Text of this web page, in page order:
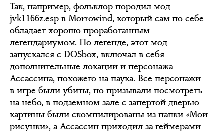
Так, например, фольклор породил мод
jvk1166z.esp в Morrowind, который сам по себе
обладает хорошо проработанным
легендариумом. По легенде, этот мод
запускался с DOSbox, включал в себя
дополнительные локации и персонажа
Ассассина, похожего на паука. Все персонажи
в игре были убиты, но призывали посмотреть
на небо, в подземном зале с запертой дверью
картины были скомпилированы из папки «Мои
рисунки», а Ассассин приходил за геймерами